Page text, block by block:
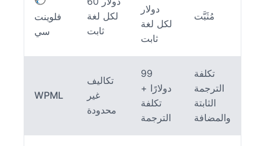
فلوينت
سي
لكل لغة
ثابت
دولار
لكل لغة
ثابت
مُثَبَّت
WPML
تكاليف
غير
محدودة
99
دولارًا +
تكلفة
الترجمة
تكلفة
الترجمة
الثابتة
والمضافة